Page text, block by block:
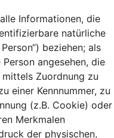
Informationen, die
natürliche
beziehen; als
angesehen, die
Zuordnung zu
einer Kennnummer, zu
(z.B. Cookie) oder
Merkmalen
der physischen,